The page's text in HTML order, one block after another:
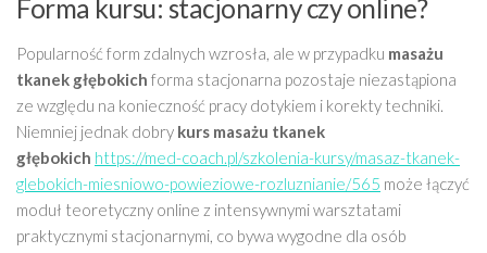
Forma kursu: stacjonarny czy online?
Popularność form zdalnych wzrosła, ale w przypadku masażu
tkanek głębokich forma stacjonarna pozostaje niezastąpiona
ze względu na konieczność pracy dotykiem i korekty techniki.
Niemniej jednak dobry kurs masażu tkanek
głębokich https://med-coach.pl/szkolenia-kursy/masaz-tkanek-
glebokich-miesniowo-powieziowe-rozluznianie/565 może łączyć
moduł teoretyczny online z intensywnymi warsztatami
praktycznymi stacjonarnymi, co bywa wygodne dla osób